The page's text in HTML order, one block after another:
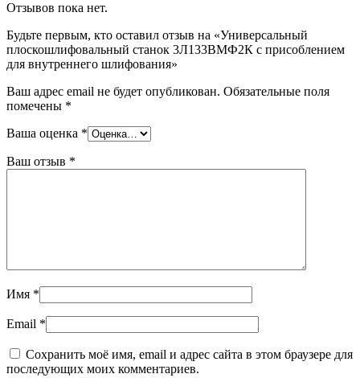
Отзывов пока нет.
Будьте первым, кто оставил отзыв на «Универсальный
плоскошлифовальный станок 3Л133ВМФ2К с присоблением
для внутреннего шлифования»
Ваш адрес email не будет опубликован. Обязательные поля
помечены *
Ваша оценка *
Ваш отзыв *
Имя *
Email *
Сохранить моё имя, email и адрес сайта в этом браузере для
последующих моих комментариев.